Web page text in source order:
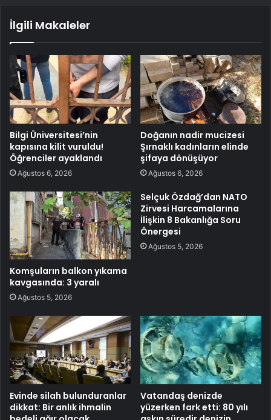
İlgili Makaleler
Bilgi Üniversitesi’nin
kapısına kilit vuruldu!
Öğrenciler ayaklandı
Ağustos 6, 2026
Doğanın nadir mucizesi
Şırnaklı kadınların elinde
şifaya dönüşüyor
Ağustos 6, 2026
Komşuların balkon yıkama
kavgasında: 3 yaralı
Ağustos 5, 2026
Selçuk Özdağ’dan NATO
Zirvesi Harcamalarına
İlişkin 8 Bakanlığa Soru
Önergesi
Ağustos 5, 2026
Evinde silah bulunduranlar
dikkat: Bir anlık ihmalin
Vatandaş denizde
yüzerken fark etti: 80 yılı